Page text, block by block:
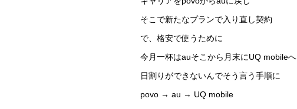
そこで新たなプランで入り直し契約
で、格安で使うために
今月一杯はauそこから月末にUQ mobileへ
日割りができないんでそう言う手順に
povo → au → UQ mobile